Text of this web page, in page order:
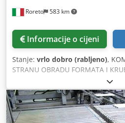
Roreto 583 km
Informacije o cijeni
Stanje: vrlo dobro (rabljeno),
STRANU OBRADU FORMATA I
radne širine mm 2500,
za utovar i slaganje, sastoji se od
X04004A) Portal za utovar (sa 2
"BARGSTEDT" TBH 500/D/30/14
(90° UZDUŽNO-TRANS.)